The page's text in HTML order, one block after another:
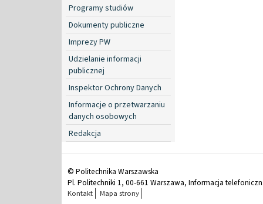
Programy studiów
Dokumenty publiczne
Imprezy PW
Udzielanie informacji
publicznej
Inspektor Ochrony Danych
Informacje o przetwarzaniu
danych osobowych
Redakcja
© Politechnika Warszawska
Pl. Politechniki 1, 00-661 Warszawa, Informacja
Kontakt Mapa strony